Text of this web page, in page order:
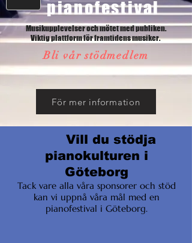
pianofestival
Musikupplevelser och mötet med publiken.
Viktig plattform för framtidens musiker.
Bli vår stödmedlem
För mer information
Vill du stödja
pianokulturen i
Göteborg
Tack vare alla våra sponsorer och stöd
kan vi uppnå våra mål med en
pianofestival i Göteborg.